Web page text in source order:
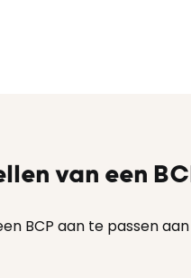
van een
BCP aan te passen